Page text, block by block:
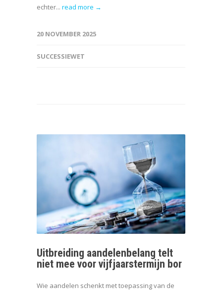
echter... read more →
20 NOVEMBER 2025
SUCCESSIEWET
Uitbreiding aandelenbelang telt
niet mee voor vijfjaarstermijn bor
Wie aandelen schenkt met toepassing van de